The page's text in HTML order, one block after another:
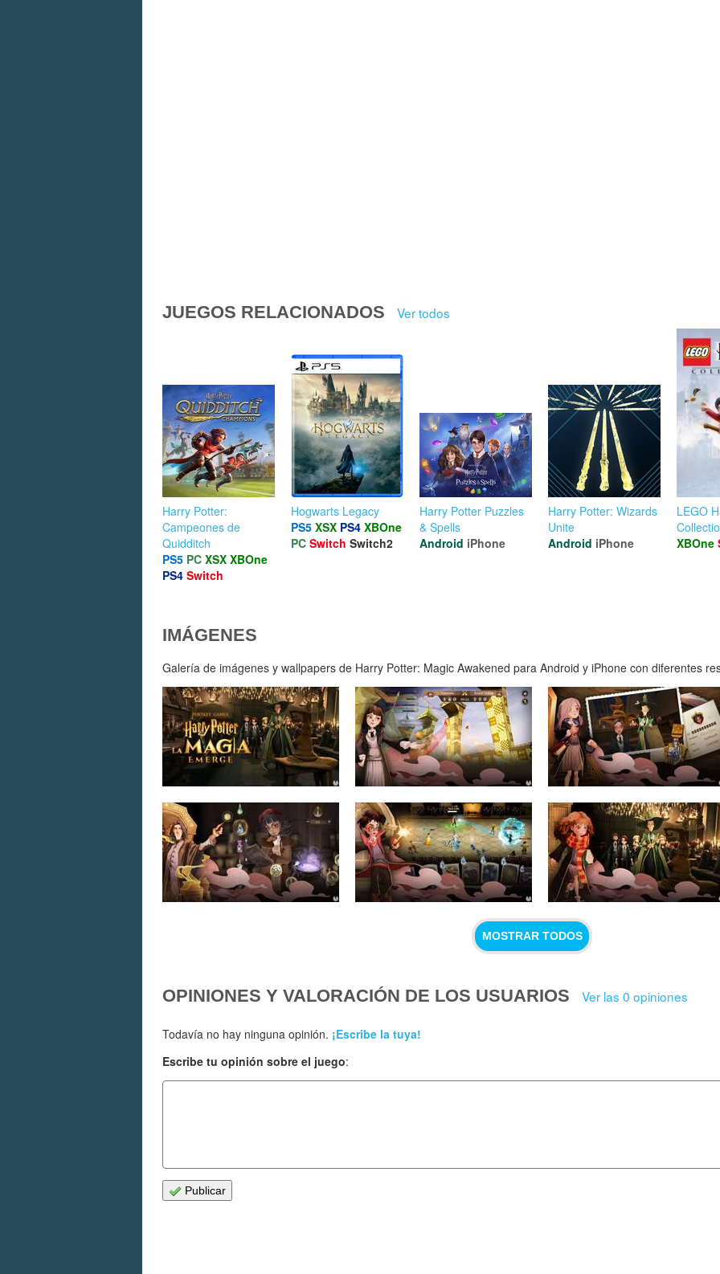
JUEGOS RELACIONADOS Ver todos
Harry Potter:
Campeones de
Quidditch
PS5 PC XSX XBOne
PS4 Switch
Hogwarts Legacy
PS5 XSX PS4 XBOne
PC Switch Switch2
Harry Potter Puzzles
& Spells
Android iPhone
Harry Potter: Wizards
Unite
Android iPhone
LEGO
XBOne
IMÁGENES
Galería de imágenes y wallpapers de Harry Potter: Magic Awakened para Android y iPhone con diferentes
MOSTRAR TODOS
OPINIONES Y VALORACIÓN DE LOS USUARIOS Ver las 0 opiniones
Todavía no hay ninguna opinión. ¡Escribe la tuya!
Escribe tu opinión sobre el juego:
Publicar